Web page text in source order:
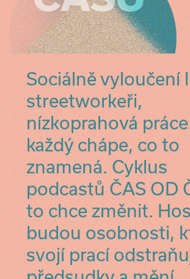
Sociálně vyloučení
streetworkeři,
nízkoprahová
každý chápe, co to
znamená. Cyklus
podcastů ČAS OD
to chce změnit.
budou osobnosti,
svojí prací